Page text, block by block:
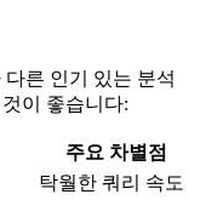
다른 인기 있는 분석
이 좋습니다:
주요 차별점
탁월한 쿼리 속도